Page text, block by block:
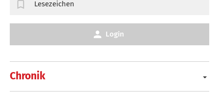
Chronik
Lesezeichen
Login